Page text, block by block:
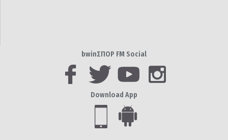
bwinΣΠΟΡ FM Social
Download App